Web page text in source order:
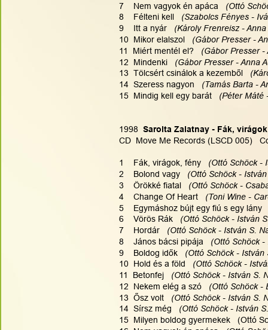
7    Nem vagyok én apáca (Ottó
8    Félteni kell (Szabolcs Fényes -
9    Itt a nyár
(Károly Frenreisz -
10  Mikor elalszol
(Gábor Presser -
11  Miért mentél el? (Gábor Presser -
12  Mindenki (Gábor Presser - Anna
13  Tölcsért csinálok a kezemből
14  Szeress nagyon (Tamás Barta -
15  Mindig kell egy barát
(Péter Máté
1998
Sarolta Zalatnay - Fák,
CD  Move Me Records (LSCD 005)
1    Fák, virágok, fény
(Ottó Schöck -
2    Bolond vagy (Ottó Schöck -
3    Örökké fiatal
(Ottó Schöck -
4    Change Of Heart (Toni Wine -
5    Egymáshoz bújt egy fiú s egy
6    Vörös Rák
(Ottó Schöck - István
7    Hordár (Ottó Schöck - István S.
8    János bácsi pipája (Ottó Schöck -
9    Boldog idők (Ottó Schöck - István
10  Hold és a föld (Ottó Schöck -
11  Betonfej (Ottó Schöck - István S.
12  Nekem elég a szó
(Ottó Schöck -
13  Ősz volt
(Ottó Schöck - István S.
14  Sírsz még (Ottó Schöck - István
15  Milyen boldog gyermekek   (Ottó